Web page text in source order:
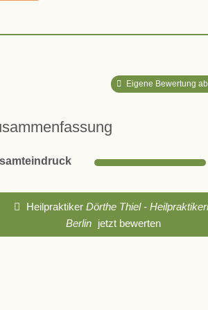
Eigene Bewertung
Heilpraktiker Dörthe Thiel -
Berlin
jetzt bewerten